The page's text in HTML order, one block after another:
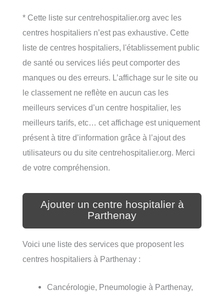
* Cette liste sur centrehospitalier.org avec les
centres hospitaliers n’est pas exhaustive. Cette
liste de centres hospitaliers, l'établissement public
de santé ou services liés peut comporter des
manques ou des erreurs. L’affichage sur le site ou
le classement ne reflète en aucun cas les
meilleurs services d’un centre hospitalier, les
meilleurs tarifs, etc… cet affichage est uniquement
présent à titre d’information grâce à l’ajout des
utilisateurs ou du site centrehospitalier.org. Merci
de votre compréhension.
Ajouter un centre hospitalier à
Parthenay
Voici une liste des services que proposent les
centres hospitaliers à Parthenay :
Cancérologie, Pneumologie à Parthenay,